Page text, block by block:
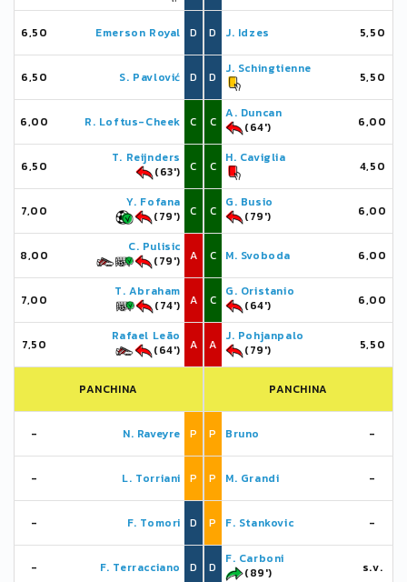
6,50 Emerson Royal D
6,50 S. Pavlović D
6,00 R. Loftus-Cheek C
6,50
T. Reijnders
(63')
C
7,00
Y. Fofana
(79')
C
8,00
C. Pulisic
(79')
A
7,00
T. Abraham
(74')
A
7,50
Rafael Leão
(64')
A
PANCHINA
- N. Raveyre P
- L. Torriani P
- F. Tomori D
- F. Terracciano D
D J. Idzes 5,50
D
J. Schingtienne
5,50
C
A. Duncan
(64')
6,00
C
H. Caviglia
4,50
C
G. Busio
(79')
6,00
C M. Svoboda 6,00
C
G. Oristanio
(64')
6,00
A
J. Pohjanpalo
(79')
5,50
PANCHINA
P Bruno -
P M. Grandi -
P F. Stankovic -
D
F. Carboni
(89')
s.v.